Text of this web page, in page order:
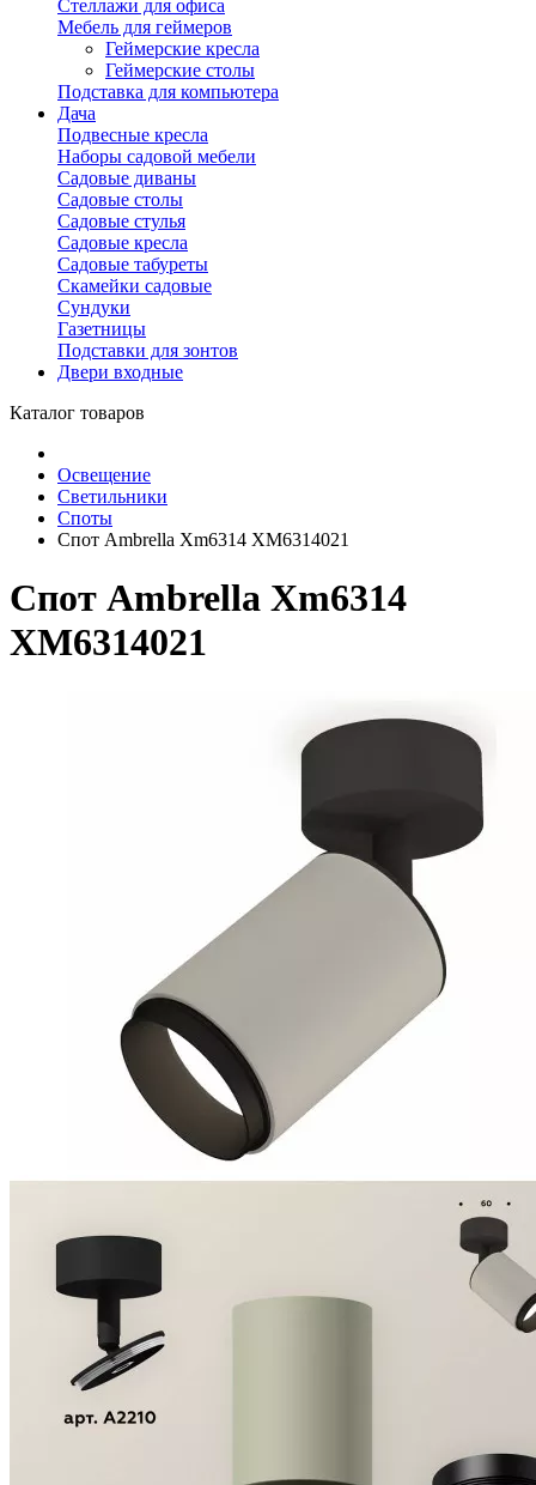
Стеллажи для офиса
Мебель для геймеров
Геймерские кресла
Геймерские столы
Подставка для компьютера
Дача
Подвесные кресла
Наборы садовой мебели
Садовые диваны
Садовые столы
Садовые стулья
Садовые кресла
Садовые табуреты
Скамейки садовые
Сундуки
Газетницы
Подставки для зонтов
Двери входные
Каталог товаров
Освещение
Светильники
Споты
Спот Ambrella Xm6314 XM6314021
Спот Ambrella Xm6314
XM6314021